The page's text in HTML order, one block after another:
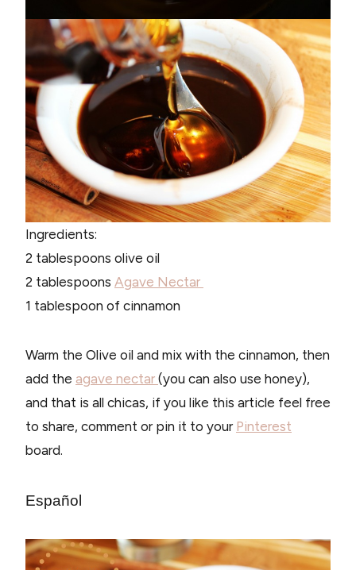
Ingredients:
2 tablespoons olive oil
2 tablespoons Agave Nectar
1 tablespoon of cinnamon
Warm the Olive oil and mix with the cinnamon, then
add the agave nectar (you can also use honey),
and that is all chicas, if you like this article feel free
to share, comment or pin it to your Pinterest
board.
Español